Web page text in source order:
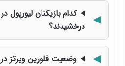
کدام بازیکنان لیورپول
درخشیدند؟
وضعیت فلورین ویرتز